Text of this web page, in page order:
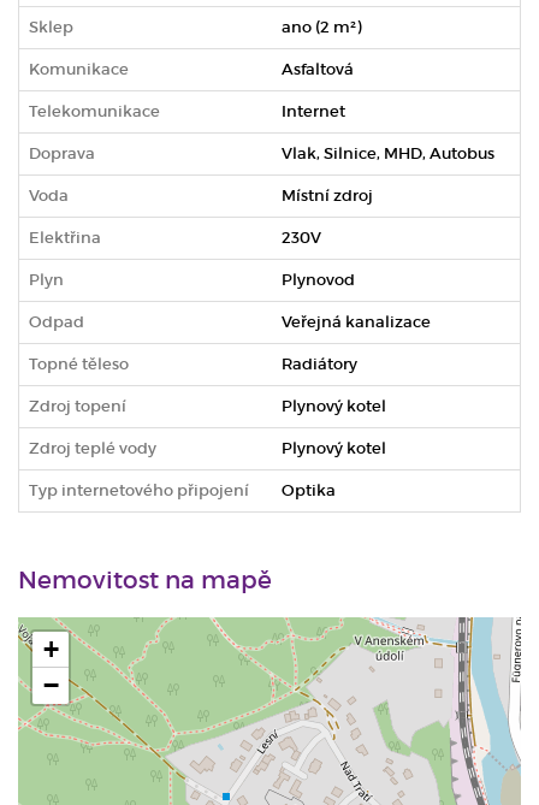
Sklep ano (2 m²)
Komunikace Asfaltová
Telekomunikace Internet
Doprava Vlak, Silnice, MHD, Autobus
Voda Místní zdroj
Elektřina 230V
Plyn Plynovod
Odpad Veřejná kanalizace
Topné těleso Radiátory
Zdroj topení Plynový kotel
Zdroj teplé vody Plynový kotel
Typ internetového připojení Optika
Nemovitost na mapě
+
−